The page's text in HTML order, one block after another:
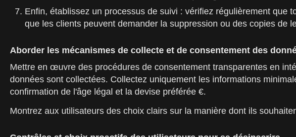
Enfin, établissez un processus de suivi : vérifiez régulièrement que
que les clients peuvent demander la suppression ou des copies de
Aborder les mécanismes de collecte et de consentement des
Mettre en œuvre des procédures de consentement transparentes en
données sont collectées. Collectez uniquement les informations
confirmation de l'âge légal et la devise préférée €.
Montrez aux utilisateurs des choix clairs sur la manière dont ils